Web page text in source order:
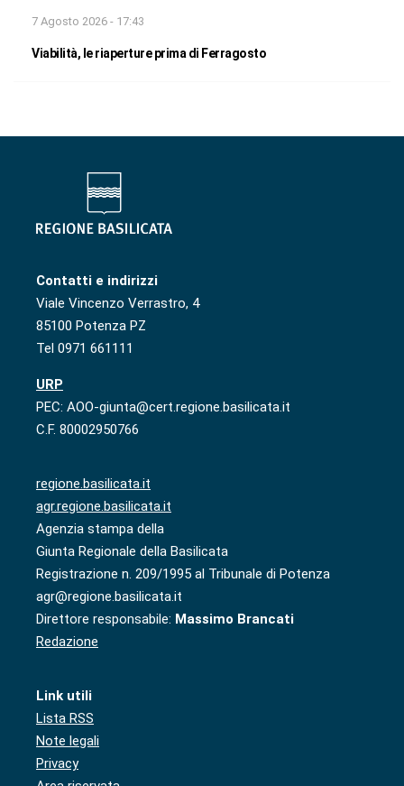
7 Agosto 2026 - 17:43
Viabilità, le riaperture prima di Ferragosto
Contatti e indirizzi
Viale Vincenzo Verrastro, 4
85100 Potenza PZ
Tel 0971 661111
URP
PEC: AOO-giunta@cert.regione.basilicata.it
C.F. 80002950766
regione.basilicata.it
agr.regione.basilicata.it
Agenzia stampa della
Giunta Regionale della Basilicata
Registrazione n. 209/1995 al Tribunale di Potenza
agr@regione.basilicata.it
Direttore responsabile: Massimo Brancati
Redazione
Link utili
Lista RSS
Note legali
Privacy